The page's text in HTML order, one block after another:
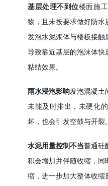
基层处理不到位楼面施
物，且未按要求做好防水
发泡水泥浆体与楼板接触
导致靠近基层的泡沫体
粘结效果。
雨水浸泡影响发泡混凝土
未能及时排出，未硬化
坏，也会引发空鼓与开裂。
水泥用量控制不当普通硅
积会增加并伴随收缩，同
缩，进一步加大整体收